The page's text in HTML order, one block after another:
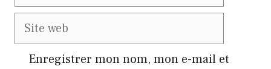
Site
Enregistrer mon nom, mon e-mail et